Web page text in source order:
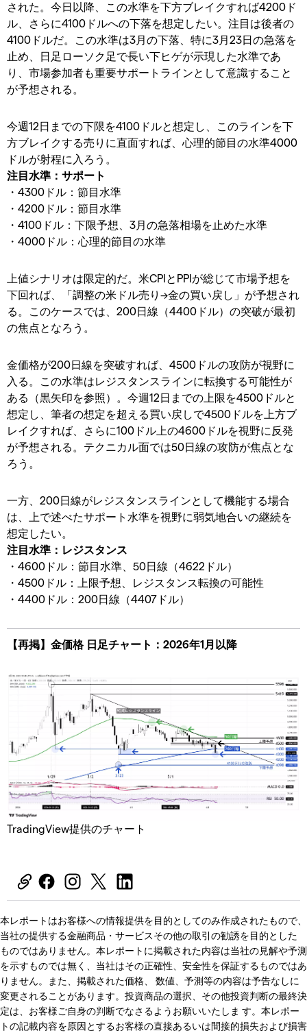
された。今日以降、この水準を下方ブレイクすれば4200ド
ル、さらに4100ドルへの下落を想定したい。注目は後者の
4100ドルだ。この水準は3月の下落、特に3月23日の急落を
止め、日足ローソク足で長い下ヒゲが示現した水準であ
り、市場参加者も重要サポートラインとして意識すること
が予想される。
今週12日までの下限を4100ドルと想定し、このラインを下
方ブレイクする売りに直面すれば、心理的節目の水準4000
ドルが射程に入ろう。
注目水準：サポート
・4300ドル：節目水準
・4200ドル：節目水準
・4100ドル：下限予想、3月の急落相場を止めた水準
・4000ドル：心理的節目の水準
上値シナリオは限定的だ。米CPIとPPIが総じて市場予想を
下回れば、「調整の米ドル売り→金の買い戻し」が予想され
る。このケースでは、200日線（4400ドル）の突破が最初
の焦点となろう。
金価格が200日線を突破すれば、4500ドルの攻防が視野に
入る。この水準はレジスタンスラインに転換する可能性が
ある（黒矢印を参照）。今週12日までの上限を4500ドルと
想定し、筆者の想定を超える買い戻しで4500ドルを上方ブ
レイクすれば、さらに100ドル上の4600ドルを視野に反発
が予想される。テクニカル面では50日線の攻防が焦点とな
ろう。
一方、200日線がレジスタンスラインとして機能する場合
は、上で述べたサポート水準を視野に弱気地合いの継続を
想定したい。
注目水準：レジスタンス
・4600ドル：節目水準、50日線（4622ドル）
・4500ドル：上限予想、レジスタンス転換の可能性
・4400ドル：200日線（4407ドル）
【再掲】金価格 日足チャート：2026年1月以降
TradingView提供のチャート
本レポートはお客様への情報提供を目的としてのみ作成されたもので、
当社の提供する金融商品・サービスその他の取引の勧誘を目的とした
ものではありません。本レポートに掲載された内容は当社の見解や予測
を示すものでは無く、当社はその正確性、安全性を保証するものではあ
りません。また、掲載された価格、 数値、予測等の内容は予告なしに
変更されることがあります。投資商品の選択、その他投資判断の最終決
定は、お客様ご自身の判断でなさるようお願いいたしま す。本レポー
トの記載内容を原因とするお客様の直接あるいは間接的損失および損害